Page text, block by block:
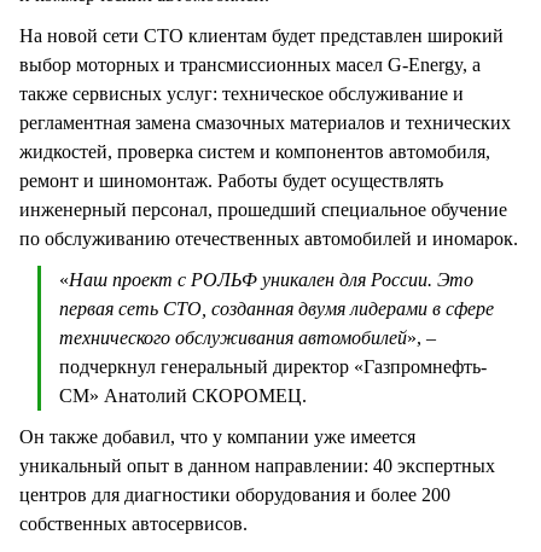
На новой сети СТО клиентам будет представлен широкий
выбор моторных и трансмиссионных масел G-Energy, а
также сервисных услуг: техническое обслуживание и
регламентная замена смазочных материалов и технических
жидкостей, проверка систем и компонентов автомобиля,
ремонт и шиномонтаж. Работы будет осуществлять
инженерный персонал, прошедший специальное обучение
по обслуживанию отечественных автомобилей и иномарок.
«Наш проект с РОЛЬФ уникален для России. Это
первая сеть СТО, созданная двумя лидерами в сфере
технического обслуживания автомобилей», –
подчеркнул генеральный директор «Газпромнефть-
СМ» Анатолий СКОРОМЕЦ.
Он также добавил, что у компании уже имеется
уникальный опыт в данном направлении: 40 экспертных
центров для диагностики оборудования и более 200
собственных автосервисов.